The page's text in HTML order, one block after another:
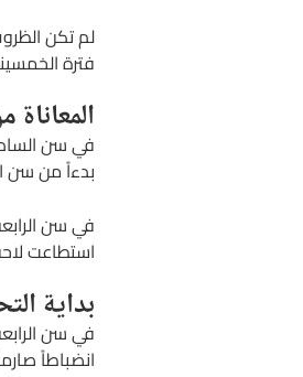
لم تكن
فترة
في سن
بدءاً من سن
في سن
استطاعت
بداية
في سن
انضباطاً